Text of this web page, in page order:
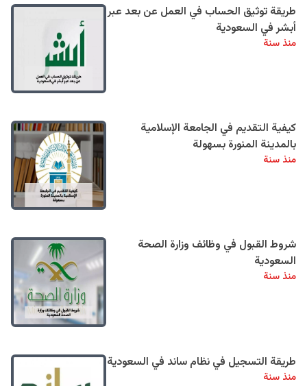
طريقة توثيق الحساب في العمل عن بعد عبر
أبشر في السعودية
منذ سنة
كيفية التقديم في الجامعة الإسلامية
بالمدينة المنورة بسهولة
منذ سنة
شروط القبول في وظائف وزارة الصحة
السعودية
منذ سنة
طريقة التسجيل في نظام ساند في السعودية
منذ سنة